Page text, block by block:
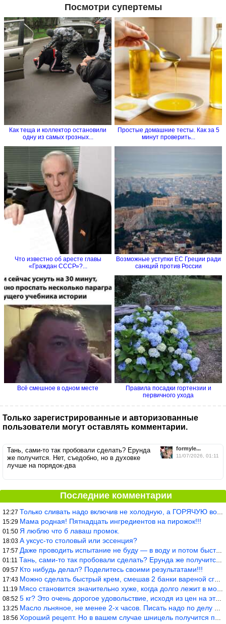
Посмотри супертемы
Как теща и коллектор остановили
одну из самых грозных...
Простые домашние тесты. Как за 5
минут проверить...
Что известно об аресте главы
«Граждан СССР»?...
Возможные уступки ЕС Греции ради
санкций против России
Всё смешное в одном месте
Правила посадки гортензии и
первичного ухода
Только зарегистрированные и авторизованные
пользователи могут оставлять комментарии.
formyle...
11/07/2026, 01:11
Тань, сами-то так пробовали сделать? Ерунда
же получится. Нет, съедобно, но в духовке
лучше на порядок-два
Последние комментарии
12:27 Только сливать надо включив не холодную, а ГОРЯЧУЮ воду. Трубы в
15:29 Мама родная! Пятнадцать ингредиентов на пирожок!!!
01:50 Я люблю что б лаваш промок.
18:03 А уксус-то столовый или эссенция?
17:57 Даже проводить испытание не буду — в воду и потом быстро в раска
01:11 Тань, сами-то так пробовали сделать? Ерунда же получится. Нет, с
09:57 Кто нибудь делал? Поделитесь своими результатами!!!
17:43 Можно сделать быстрый крем, смешав 2 банки вареной сгущенки со с
11:19 Мясо становится значительно хуже, когда долго лежит в морозилке
08:52 5 кг? Это очень дорогое удовольствие, исходя из цен на эту ягоду
13:25 Масло льняное, не менее 2-х часов. Писать надо по делу и подробн
18:56 Хороший рецепт. Но в вашем случае шницель получится парено-варен